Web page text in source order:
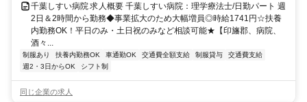
千葉しすい病院 求人概要 千葉しすい病院：理学療法士/日勤パート 週
2日＆2時間から勤務◆事業拡大のため大幅増員◎時給1741円☆扶養
内勤務OK！平日のみ・土日祝のみなど相談可能★【印旛郡、病院、
酒々...
制服あり 扶養内勤務OK 車通勤OK 交通費全額支給 制服貸与
交通費支給
週2・3日からOK
シフト制
同じ企業の求人